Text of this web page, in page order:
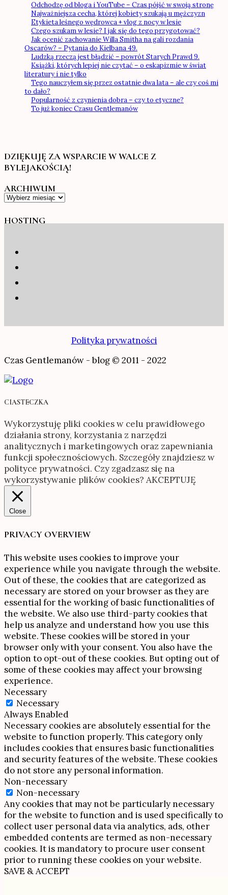
Odchodzę od bloga i YouTube – Czas pójść w swoją stronę
Najważniejsza cecha, której kobiety szukają u mężczyzn
Etykieta leśnego wędrowca + vlog z nocy w lesie
Czego szukam w lesie? I jak się do tego przygotować?
Jak ocenić zachowanie Willa Smitha na gali rozdania
Oscarów? – Pytania do Kielbana 49.
Ludzką rzeczą jest błądzić – powrót Starych Prawd 9.
Książki, których lepiej nie czytać – o eskapizmie w świat
literatury i nie tylko
Tego nauczyłem się przez ostatnie dwa lata – ale czy coś mi
to dało?
Popularność z czynienia dobra – czy to etyczne?
To już koniec Czasu Gentlemanów
DZIĘKUJĘ ZA WSPARCIE W WALCE Z
BYLEJAKOŚCIĄ!
ARCHIWUM
Archiwum
HOSTING
Polityka prywatności
Czas Gentlemanów - blog © 2011 - 2022
CIASTECZKA
Wykorzystuję pliki cookies w celu prawidłowego
działania strony, korzystania z narzędzi
analitycznych i marketingowych oraz zapewniania
funkcji społecznościowych. Szczegóły znajdziesz w
polityce prywatności. Czy zgadzasz się na
wykorzystywanie plików cookies? AKCEPTUJĘ
Close
PRIVACY OVERVIEW
This website uses cookies to improve your
experience while you navigate through the website.
Out of these, the cookies that are categorized as
necessary are stored on your browser as they are
essential for the working of basic functionalities of
the website. We also use third-party cookies that
help us analyze and understand how you use this
website. These cookies will be stored in your
browser only with your consent. You also have the
option to opt-out of these cookies. But opting out of
some of these cookies may affect your browsing
experience.
Necessary
Necessary
Always Enabled
Necessary cookies are absolutely essential for the
website to function properly. This category only
includes cookies that ensures basic functionalities
and security features of the website. These cookies
do not store any personal information.
Non-necessary
Non-necessary
Any cookies that may not be particularly necessary
for the website to function and is used specifically to
collect user personal data via analytics, ads, other
embedded contents are termed as non-necessary
cookies. It is mandatory to procure user consent
prior to running these cookies on your website.
SAVE & ACCEPT